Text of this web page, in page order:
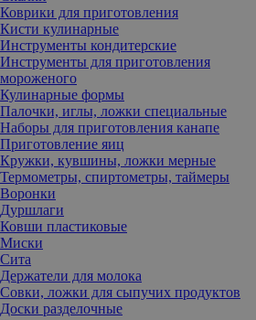
Коврики для приготовления
Кисти кулинарные
Инструменты кондитерские
Инструменты для приготовления
мороженого
Кулинарные формы
Палочки, иглы, ложки специальные
Наборы для приготовления канапе
Приготовление яиц
Кружки, кувшины, ложки мерные
Термометры, спиртометры, таймеры
Воронки
Дуршлаги
Ковши пластиковые
Миски
Сита
Держатели для молока
Совки, ложки для сыпучих продуктов
Доски разделочные